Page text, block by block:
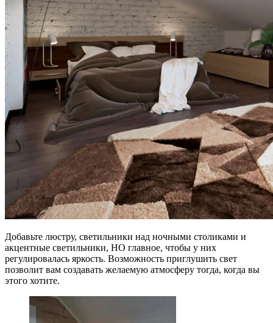
Добавьте люстру, светильники над ночными столиками и
акцентные светильники, НО главное, чтобы у них
регулировалась яркость. Возможность приглушить свет
позволит вам создавать желаемую атмосферу тогда, когда вы
этого хотите.